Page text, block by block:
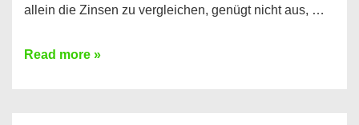
allein die Zinsen zu vergleichen, genügt nicht aus, …
Ganz
Read more »